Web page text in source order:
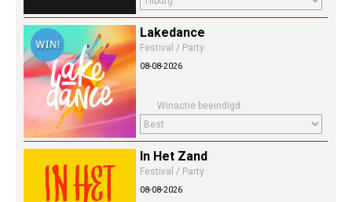
Lakedance
Festival / Party
08-08-2026
Winactie beeindigd
In Het Zand
Festival / Party
08-08-2026